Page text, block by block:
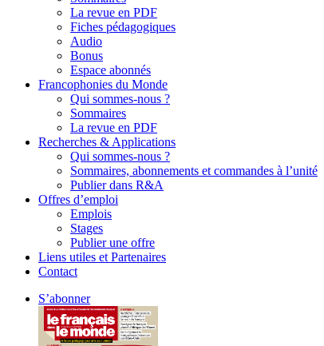
La revue en PDF
Fiches pédagogiques
Audio
Bonus
Espace abonnés
Francophonies du Monde
Qui sommes-nous ?
Sommaires
La revue en PDF
Recherches & Applications
Qui sommes-nous ?
Sommaires, abonnements et commandes à l’unité
Publier dans R&A
Offres d’emploi
Emplois
Stages
Publier une offre
Liens utiles et Partenaires
Contact
S’abonner